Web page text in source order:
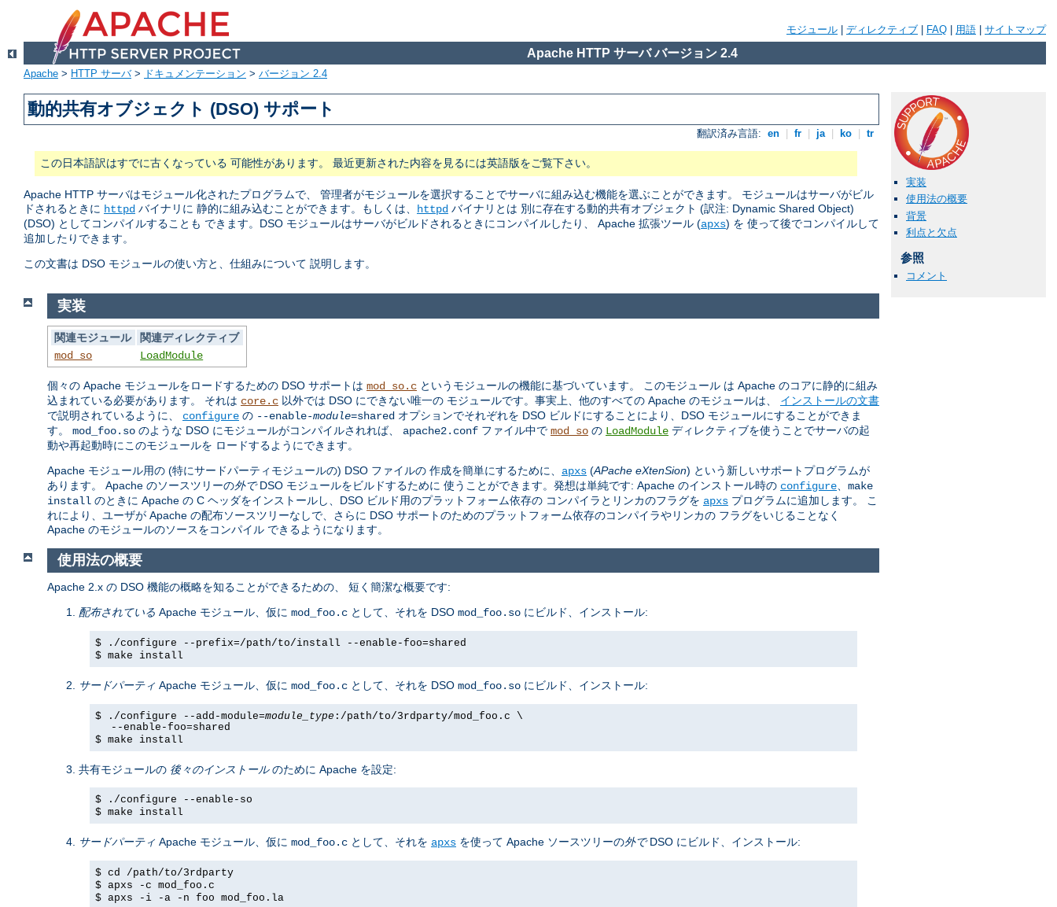
モジュール ディレクティブ FAQ 用語 サイトマップ
Apache HTTP サーバ バージョン 2.4
Apache > HTTP サーバ> ドキュメンテーション > バージョン 2.4
動的共有オブジェクト (DSO) サポート
翻訳済み言語: en fr ja ko tr
この日本語訳はすでに古くなっている 可能性があります。 最近更新された内容を見るには英語版をご覧下さい。
Apache HTTP サーバはモジュール化されたプログラムで、 管理者がモジュールを選択することでサーバに組み込む機能を選ぶことができます。 モジュールはサーバがビル
ドされるときに httpd バイナリに 静的に組み込むことができます。もしくは、 httpd バイナリとは 別に存在する動的共有オブジェクト (訳注: Dynamic Shared Object)
(DSO) としてコンパイルすることも できます。DSO モジュールはサーバがビルドされるときにコンパイルしたり、 Apache 拡張ツール (apxs) を 使って後でコンパイルして
追加したりできます。
この文書は DSO モジュールの使い方と、仕組みについて 説明します。
実装
使用法の概要
背景
利点と欠点
参照
コメント
実装
関連モジュール
関連ディレクティブ
mod_so
LoadModule
個々の Apache モジュールをロードするための DSO サポートは mod_so.c というモジュールの機能に基づいています。 このモジュール は Apache のコアに静的に組み
込まれている必要があります。 それは core.c 以外では DSO にできない唯一の モジュールです。事実上、他のすべての Apache のモジュールは、 インストールの文書
で説明されているように、 configure の --enable-module=shared オプションでそれぞれを DSO ビルドにすることにより、DSO モジュールにすることができま
す。 mod_foo.so のような DSO にモジュールがコンパイルされれば、 apache2.conf ファイル中で mod_so の LoadModule ディレクティブを使うことでサーバの起
動や再起動時にこのモジュールを ロードするようにできます。
Apache モジュール用の (特にサードパーティモジュールの) DSO ファイルの 作成を簡単にするために、 apxs (APache eXtenSion) という新しいサポートプログラムが
あります。 Apache のソースツリーの外でDSO モジュールをビルドするために 使うことができます。発想は単純です: Apache のインストール時の configure
make
install のときに Apache の C ヘッダをインストールし、DSO ビルド用のプラットフォーム依存の コンパイラとリンカのフラグを apxs プログラムに追加します。 こ
れにより、ユーザが Apache の配布ソースツリーなしで、さらに DSO サポートのためのプラットフォーム依存のコンパイラやリンカの フラグをいじることなく
Apache のモジュールのソースをコンパイル できるようになります。
使用法の概要
Apache 2.x の DSO 機能の概略を知ることができるための、 短く簡潔な概要です:
配布されている Apache モジュール、仮に mod_foo.c として、それを DSO mod_foo.so にビルド、インストール:
$ ./configure --prefix=/path/to/install --enable-foo=shared
$ make install
サードパーティ Apache モジュール、仮に mod_foo.c として、それを DSO mod_foo.so にビルド、インストール:
$ ./configure --add-module=module_type :/path/to/3rdparty/mod_foo.c \
--enable-foo=shared
$ make install
共有モジュールの 後々のインストールのために Apache を設定:
$ ./configure --enable-so
$ make install
サードパーティ Apache モジュール、仮に mod_foo.c として、それを apxs を使って Apache ソースツリーの外でDSO にビルド、インストール:
$ cd /path/to/3rdparty
$ apxs -c mod_foo.c
$ apxs -i -a -n foo mod_foo.la